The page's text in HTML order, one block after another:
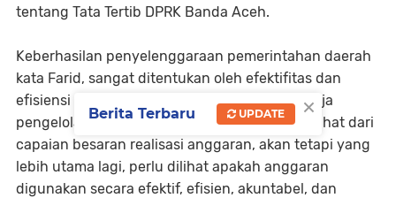
tentang Tata Tertib DPRK Banda Aceh.
Keberhasilan penyelenggaraan pemerintahan daerah
kata Farid, sangat ditentukan oleh efektifitas dan
efisiensi pengelolaan keuangan daerah. Kinerja
pengelolaan keuangan daerah tidak hanya dilihat dari
capaian besaran realisasi anggaran, akan tetapi yang
lebih utama lagi, perlu dilihat apakah anggaran
digunakan secara efektif, efisien, akuntabel, dan
×
Berita Terbaru UPDATE